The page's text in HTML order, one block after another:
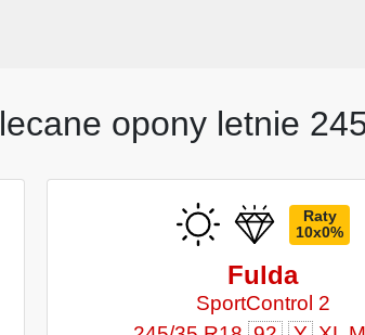
opony letnie
Raty
10x0%
Fulda
SportControl 2